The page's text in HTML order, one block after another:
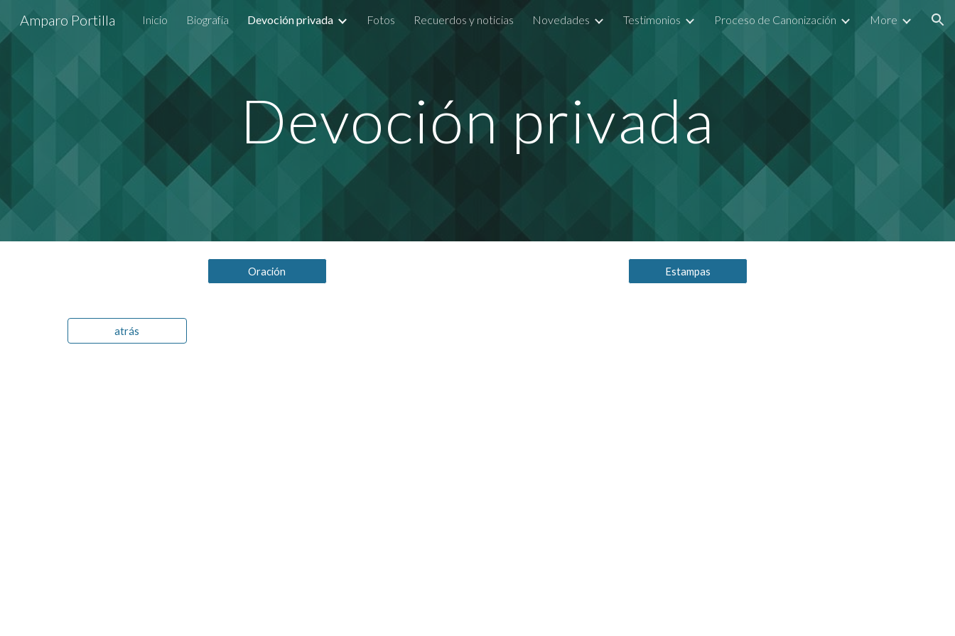
Skip to main content Skip to navigation
Amparo Portilla Inicio Biografía Devoción privada Fotos Recuerdos y noticias Novedades Testimonios Proceso de Canonización More
Devoción privada
Oración Estampas
atrás